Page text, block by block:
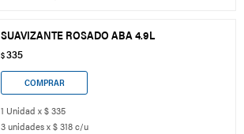
SUAVIZANTE ROSADO ABA 4.9L
$335
1 Unidad x $ 335
3 unidades x $ 318 c/u